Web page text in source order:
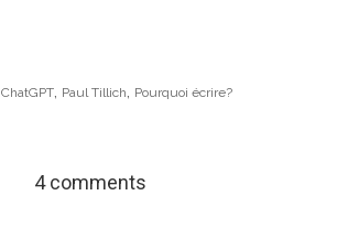
ChatGPT, Paul Tillich, Pourquoi écrire?
4 comments